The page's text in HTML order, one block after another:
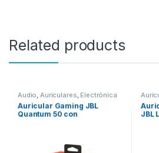
Related products
Audio,Auriculares, Electrónica
Auricular Gaming JBL
Quantum 50 con
JBL